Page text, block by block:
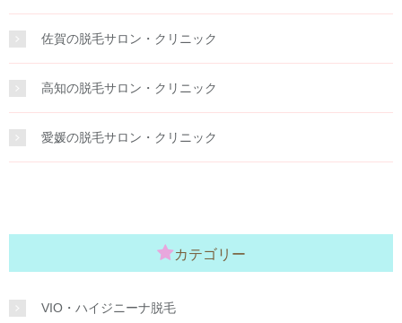
佐賀の脱毛サロン・クリニック
高知の脱毛サロン・クリニック
愛媛の脱毛サロン・クリニック
カテゴリー
VIO・ハイジニーナ脱毛